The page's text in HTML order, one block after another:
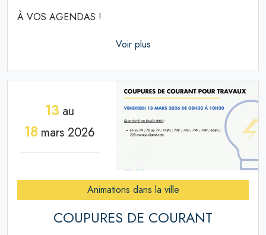
À VOS AGENDAS !
Voir plus
13 au
18 mars 2026
Animations dans la ville
COUPURES DE COURANT